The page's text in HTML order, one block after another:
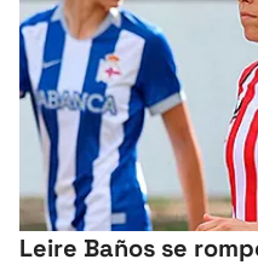
Leire Baños se